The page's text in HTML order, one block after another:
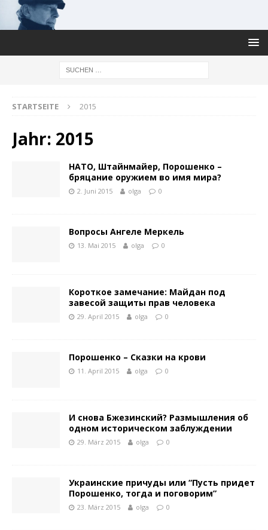
STARTSEITE 2015
Jahr: 2015
НАТО, Штайнмайер, Порошенко –
бряцание оружием во имя мира?
2. Juni 2015 olga 0
Вопросы Ангеле Меркель
13. Mai 2015 olga 0
Короткое замечание: Майдан под
завесой защиты прав человека
29. April 2015 olga 0
Порошенко – Сказки на крови
11. April 2015 olga 0
И снова Бжезинский? Размышления об
одном историческом заблуждении
29. März 2015 olga 0
Украинские причуды или “Пусть придет
Порошенко, тогда и поговорим”
23. März 2015 olga 0